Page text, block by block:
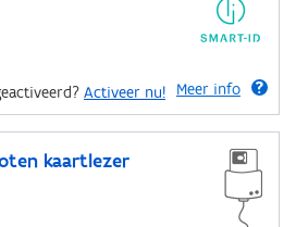
Meer info
Activeer nu!
kaartlezer